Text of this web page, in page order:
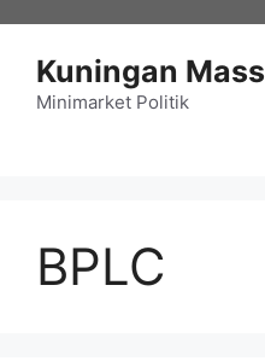
Kuningan Mass
Minimarket Politik
BPLC